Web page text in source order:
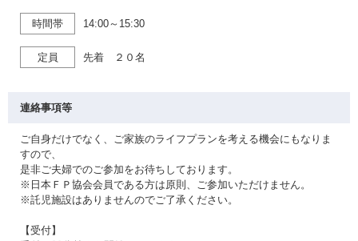
時間帯 14:00～15:30
定員 先着 ２０名
連絡事項等
ご自身だけでなく、ご家族のライフプランを考える機会にもなりま
すので、
是非ご夫婦でのご参加をお待ちしております。
※日本ＦＰ協会会員である方は原則、ご参加いただけません。
※託児施設はありませんのでご了承ください。
【受付】